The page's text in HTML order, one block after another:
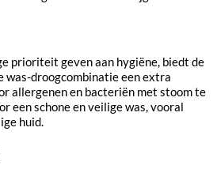
prioriteit geven aan hygiëne, biedt de
was-droogcombinatie een extra
allergenen en bacteriën met stoom te
een schone en veilige was, vooral
huid.